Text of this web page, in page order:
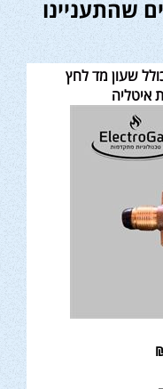
שהתעניינו
מתכוונן 0.5-4 בר כולל שעון מד לחץ
איטליה